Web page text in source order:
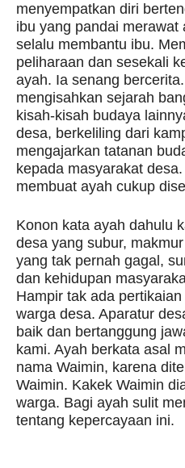
menyempatkan diri
ibu yang pandai merawat
selalu membantu ibu.
peliharaan dan sesekali
ayah. Ia senang
mengisahkan sejarah
kisah-kisah budaya
desa, berkeliling dari
mengajarkan tatanan
kepada masyarakat
membuat ayah cukup
Konon kata ayah dahulu
desa yang subur,
yang tak pernah gagal,
dan kehidupan
Hampir tak ada
warga desa. Aparatur
baik dan bertanggung
kami. Ayah berkata asal
nama Waimin, karena
Waimin. Kakek Waimin
warga. Bagi ayah sulit
tentang kepercayaan ini.